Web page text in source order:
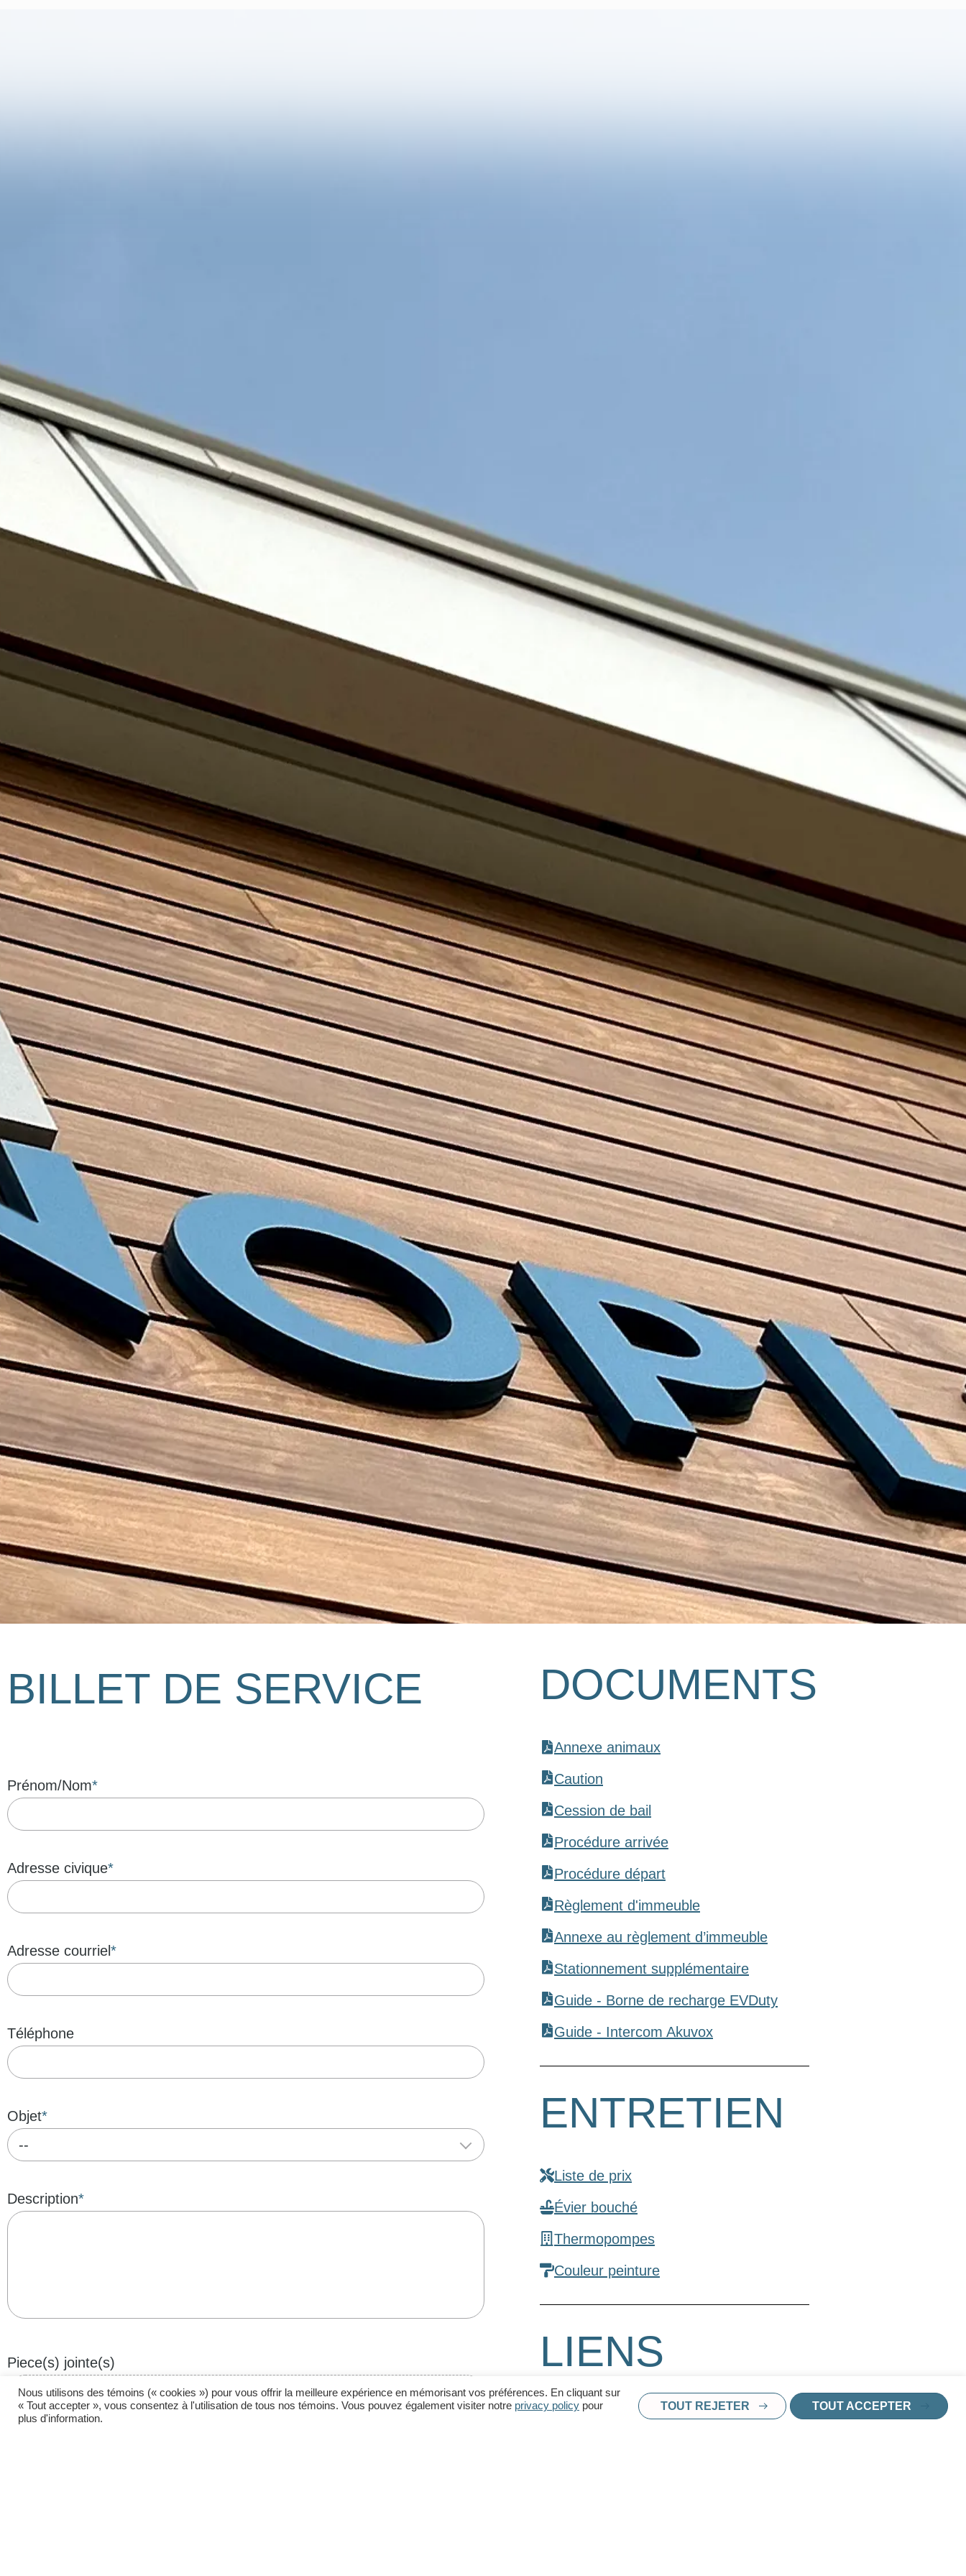
BILLET DE SERVICE
Prénom/Nom
Adresse civique
Adresse courriel
Téléphone
Objet
Description
Piece(s) jointe(s)
Déposer les fichiers ici ou
DOCUMENTS
Annexe animaux
Caution
Cession de bail
Procédure arrivée
Procédure départ
Règlement d'immeuble
Annexe au règlement d’immeuble
Stationnement supplémentaire
Guide - Borne de recharge EVDuty
Guide - Intercom Akuvox
ENTRETIEN
Liste de prix
Évier bouché
Thermopompes
Couleur peinture
LIENS
Stationnement réservé
Nous utilisons des témoins (« cookies ») pour vous offrir la meilleure expérience en mémorisant vos préférences. En cliquant sur
« Tout accepter », vous consentez à l'utilisation de tous nos témoins. Vous pouvez également visiter notre privacy policy pour
plus d'information.
TOUT REJETER TOUT ACCEPTER